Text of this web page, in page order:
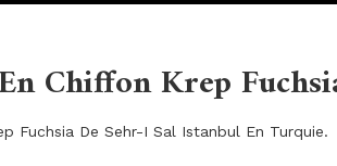
Chiffon Krep
Fuchsia De Sehr-I Sal Istanbul En Turquie.